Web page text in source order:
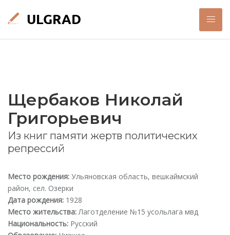
Щербаков Николай
Григорьевич
Из книг памяти жертв политических
репрессий
Место рождения: Ульяновская область, вешкаймский
район, сел. Озерки
Дата рождения: 1928
Место жительства:Лаготделение №15 усольлага мвд
Национальность: Русский